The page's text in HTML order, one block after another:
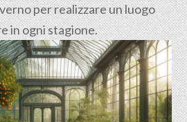
per realizzare un luogo
in ogni stagione.